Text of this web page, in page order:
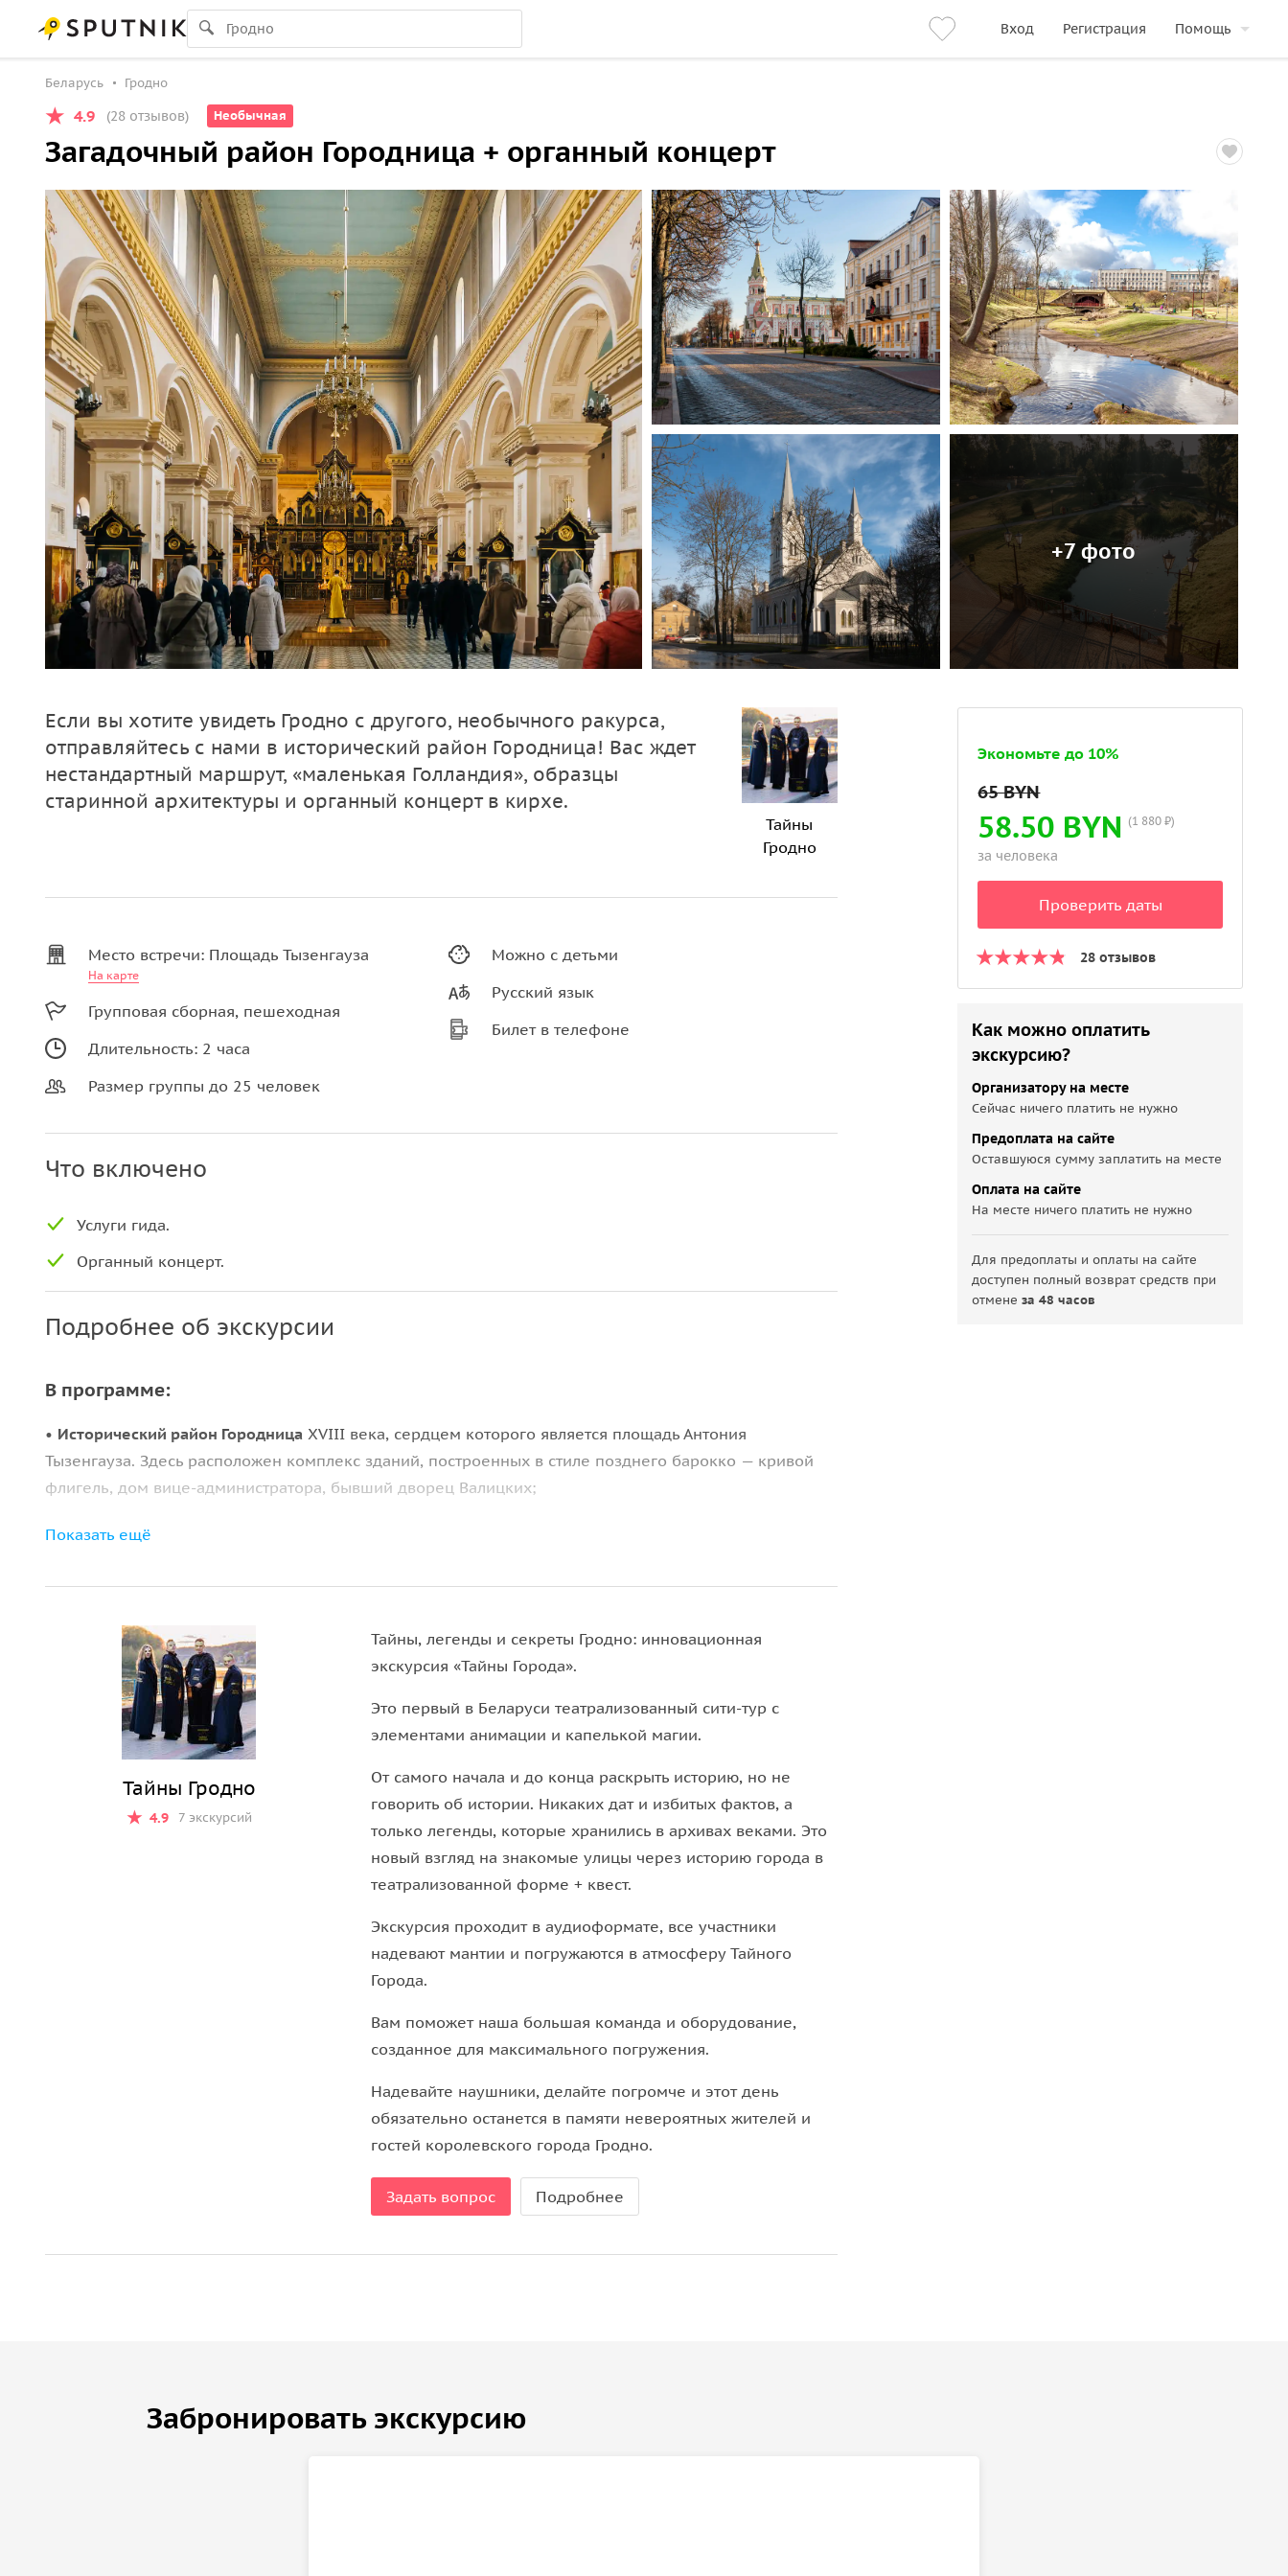
Вход Регистрация Помощь
Беларусь Гродно
4.9 (28 отзывов) Необычная
Загадочный район Городница + органный концерт
+7 фото
Если вы хотите увидеть Гродно с другого, необычного ракурса,
отправляйтесь с нами в исторический район Городница! Вас ждет
нестандартный маршрут, «маленькая Голландия», образцы
старинной архитектуры и органный концерт в кирхе.
Тайны
Гродно
Место встречи: Площадь Тызенгауза
На карте
Групповая сборная, пешеходная
Длительность: 2 часа
Размер группы до 25 человек
Можно с детьми
Русский язык
Билет в телефоне
Что включено
Услуги гида.
Органный концерт.
Подробнее об экскурсии
В программе:
• Исторический район Городница XVIII века, сердцем которого является площадь Антония
Тызенгауза. Здесь расположен комплекс зданий, построенных в стиле позднего барокко — кривой
флигель, дом вице-администратора, бывший дворец Валицких;
•Парк Жилибера
пролегает вдоль реки Городничанки;
Прекрасный Кафедральный Покровский собор, где находятся редкие иконы;
Неоготическая лютеранская кирха
— единственная действующая сегодня в Беларуси. Здесь вас
ждёт концерт органной музыки (30 минут).
Показать ещё
Тайны Гродно
4.9 7 экскурсий
Тайны, легенды и секреты Гродно: инновационная
экскурсия «Тайны Города».
Это первый в Беларуси театрализованный сити-тур с
элементами анимации и капелькой магии.
От самого начала и до конца раскрыть историю, но не
говорить об истории. Никаких дат и избитых фактов, а
только легенды, которые хранились в архивах веками. Это
новый взгляд на знакомые улицы через историю города в
театрализованной форме + квест.
Экскурсия проходит в аудиоформате, все участники
надевают мантии и погружаются в атмосферу Тайного
Города.
Вам поможет наша большая команда и оборудование,
созданное для максимального погружения.
Надевайте наушники, делайте погромче и этот день
обязательно останется в памяти невероятных жителей и
гостей королевского города Гродно.
Задать вопрос Подробнее
Экономьте до 10%
58.50 BYN (1 880 ₽)
за человека
Проверить даты
28 отзывов
Как можно оплатить
экскурсию?
Организатору на месте
Сейчас ничего платить не нужно
Предоплата на сайте
Оставшуюся сумму заплатить на месте
Оплата на сайте
На месте ничего платить не нужно
Для предоплаты и оплаты на сайте
доступен полный возврат средств при
отменеза 48 часов
Забронировать экскурсию